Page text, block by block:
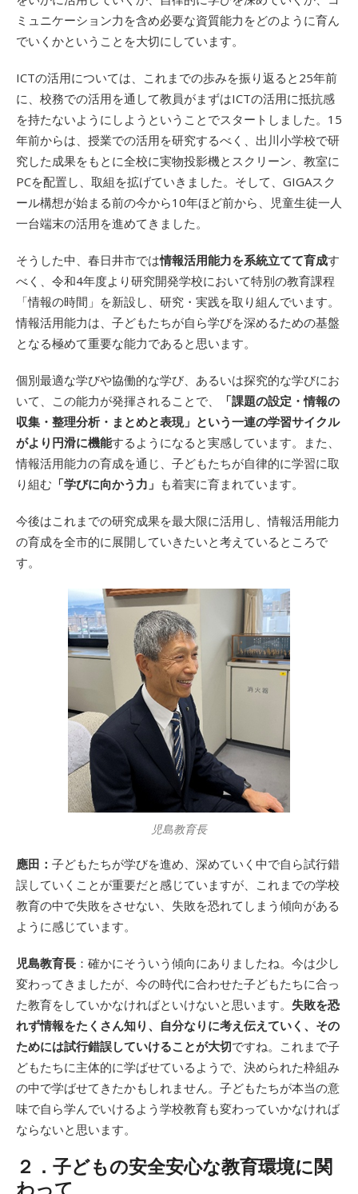
ミュニケーション力を含め必要な資質能力をどのように育ん
でいくかということを大切にしています。
ICTの活用については、これまでの歩みを振り返ると25年前
に、校務での活用を通して教員がまずはICTの活用に抵抗感
を持たないようにしようということでスタートしました。15
年前からは、授業での活用を研究するべく、出川小学校で研
究した成果をもとに全校に実物投影機とスクリーン、教室に
PCを配置し、取組を拡げていきました。そして、GIGAスク
ール構想が始まる前の今から10年ほど前から、児童生徒一人
一台端末の活用を進めてきました。
そうした中、春日井市では情報活用能力を系統立てて育成す
べく、令和4年度より研究開発学校において特別の教育課程
「情報の時間」を新設し、研究・実践を取り組んでいます。
情報活用能力は、子どもたちが自ら学びを深めるための基盤
となる極めて重要な能力であると思います。
個別最適な学びや協働的な学び、あるいは探究的な学びにお
いて、この能力が発揮されることで、
「課題の設定・情報の
収集・整理分析・まとめと表現」という一連の学習サイクル
がより円滑に機能するようになると実感しています。また、
情報活用能力の育成を通じ、子どもたちが自律的に学習に取
り組む 「学びに向かう力」 も着実に育まれています。
今後はこれまでの研究成果を最大限に活用し、情報活用能力
の育成を全市的に展開していきたいと考えているところで
す。
児島教育長
應田： 子どもたちが学びを進め、深めていく中で自ら試行錯
誤していくことが重要だと感じていますが、これまでの学校
教育の中で失敗をさせない、失敗を恐れてしまう傾向がある
ように感じています。
児島教育長 ：確かにそういう傾向にありましたね。今は少し
変わってきましたが、今の時代に合わせた子どもたちに合っ
た教育をしていかなければといけないと思います。 失敗を恐
れず情報をたくさん知り、自分なりに考え伝えていく、その
ためには試行錯誤していけることが大切ですね。これまで子
どもたちに主体的に学ばせているようで、決められた枠組み
の中で学ばせてきたかもしれません。子どもたちが本当の意
味で自ら学んでいけるよう学校教育も変わっていかなければ
ならないと思います。
２．子どもの安全安心な教育環境に関
わって